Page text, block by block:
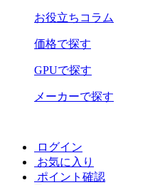
お役立ちコラム
価格で探す
GPUで探す
メーカーで探す
ログイン
お気に入り
ポイント確認